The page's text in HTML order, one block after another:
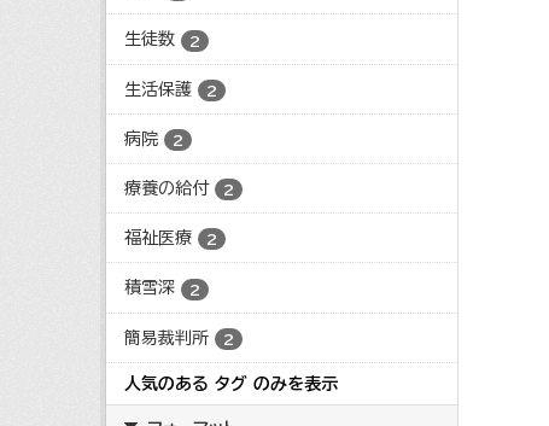
生徒数 2
生活保護 2
病院 2
療養の給付 2
福祉医療 2
積雪深 2
簡易裁判所 2
人気のある タグ のみを表示